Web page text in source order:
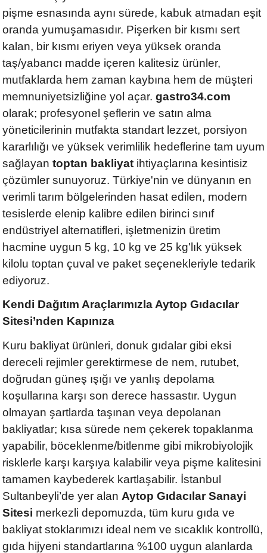
pişme esnasında aynı sürede, kabuk atmadan eşit
oranda yumuşamasıdır. Pişerken bir kısmı sert
kalan, bir kısmı eriyen veya yüksek oranda
taş/yabancı madde içeren kalitesiz ürünler,
mutfaklarda hem zaman kaybına hem de müşteri
memnuniyetsizliğine yol açar. gastro34.com
olarak; profesyonel şeflerin ve satın alma
yöneticilerinin mutfakta standart lezzet, porsiyon
kararlılığı ve yüksek verimlilik hedeflerine tam uyum
sağlayan toptan bakliyat ihtiyaçlarına kesintisiz
çözümler sunuyoruz. Türkiye'nin ve dünyanın en
verimli tarım bölgelerinden hasat edilen, modern
tesislerde elenip kalibre edilen birinci sınıf
endüstriyel alternatifleri, işletmenizin üretim
hacmine uygun 5 kg, 10 kg ve 25 kg'lık yüksek
kilolu toptan çuval ve paket seçenekleriyle tedarik
ediyoruz.
Kendi Dağıtım Araçlarımızla Aytop Gıdacılar
Sitesi’nden Kapınıza
Kuru bakliyat ürünleri, donuk gıdalar gibi eksi
dereceli rejimler gerektirmese de nem, rutubet,
doğrudan güneş ışığı ve yanlış depolama
koşullarına karşı son derece hassastır. Uygun
olmayan şartlarda taşınan veya depolanan
bakliyatlar; kısa sürede nem çekerek topaklanma
yapabilir, böceklenme/bitlenme gibi mikrobiyolojik
risklerle karşı karşıya kalabilir veya pişme kalitesini
tamamen kaybederek kartlaşabilir. İstanbul
Sultanbeyli’de yer alan Aytop Gıdacılar Sanayi
Sitesi merkezli depomuzda, tüm kuru gıda ve
bakliyat stoklarımızı ideal nem ve sıcaklık kontrollü,
gıda hijyeni standartlarına %100 uygun alanlarda